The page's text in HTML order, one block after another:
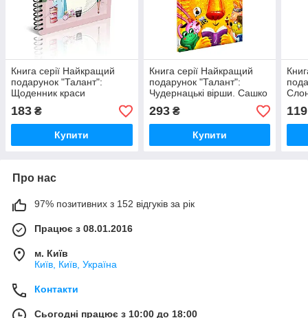
Книга серії Найкращий
подарунок "Талант":
Щоденник краси
(рожевий), шт
183 ₴
Купити
Книга серії Найкращий
подарунок "Талант":
Чудернацькі вірши. Сашко
Дерманський, шт
293₴
Купити
119
Про нас
97% позитивних з 152 відгуків за рік
Працює з 08.01.2016
м. Київ
Київ, Київ, Україна
Контакти
Сьогодні працює з 10:00 до 18:00